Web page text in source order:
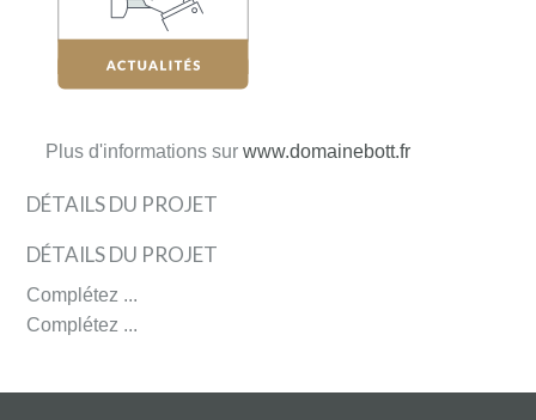
Plus d'informations sur www.domainebott.fr
DÉTAILS DU PROJET
DÉTAILS DU PROJET
Complétez ...
Complétez ...